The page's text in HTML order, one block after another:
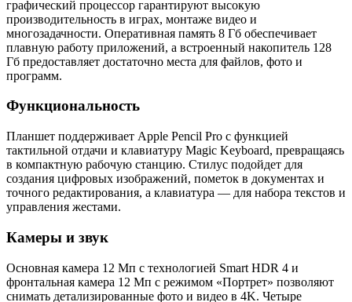
графический процессор гарантируют высокую
производительность в играх, монтаже видео и
многозадачности. Оперативная память 8 Гб обеспечивает
плавную работу приложений, а встроенный накопитель 128
Гб предоставляет достаточно места для файлов, фото и
программ.
Функциональность
Планшет поддерживает Apple Pencil Pro с функцией
тактильной отдачи и клавиатуру Magic Keyboard, превращаясь
в компактную рабочую станцию. Стилус подойдет для
создания цифровых изображений, пометок в документах и
точного редактирования, а клавиатура — для набора текстов и
управления жестами.
Камеры и звук
Основная камера 12 Мп с технологией Smart HDR 4 и
фронтальная камера 12 Мп с режимом «Портрет» позволяют
снимать детализированные фото и видео в 4K. Четыре